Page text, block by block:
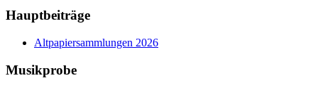
Hauptbeiträge
Altpapiersammlungen 2026
Musikprobe